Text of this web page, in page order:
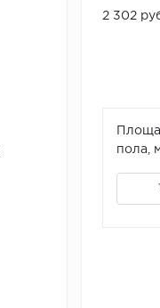
2 302
пола,